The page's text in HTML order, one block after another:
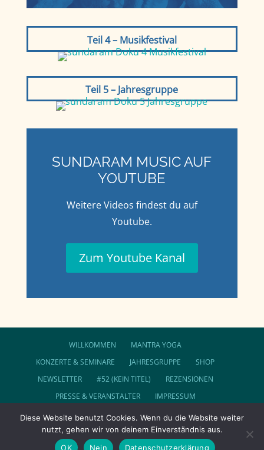
Teil 4 – Musikfestival
Teil 5 – Jahresgruppe
SUNDARAM MUSIC AUF
YOUTUBE
Weitere Videos findest du auf
Youtube.
Zum Youtube Kanal
WILLKOMMEN
MANTRA YOGA
KONZERTE & SEMINARE
JAHRESGRUPPE
SHOP
NEWSLETTER
#52 (KEIN TITEL)
REZENSIONEN
PRESSE & VERANSTALTER
IMPRESSUM
DATENSCHUTZ
AGB
FOLGE SUNDARAM AUF FACEBOOK
COOKIE-RICHTLINIE (EU)
Diese Website benutzt Cookies. Wenn du die Website weiter
nutzt, gehen wir von deinem Einverständnis aus.
OK
Nein Datenschutzerklärung